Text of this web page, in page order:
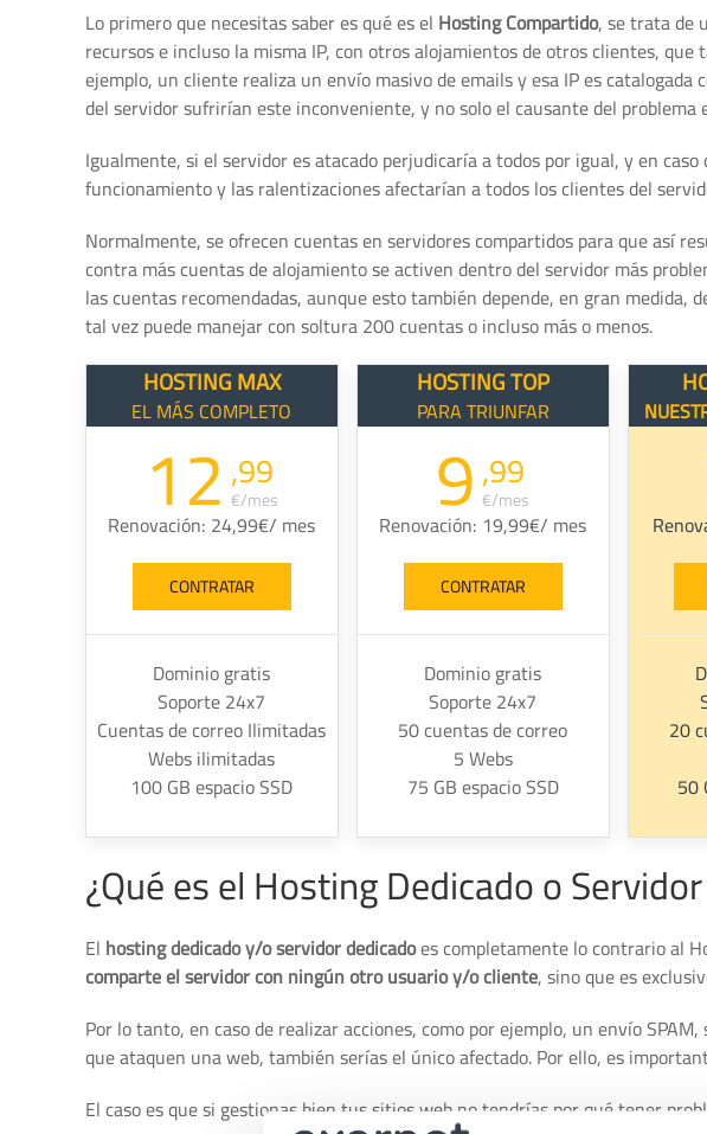
Lo primero que necesitas saber es qué es el Hosting Compartido, se trata de
recursos e incluso la misma IP, con otros alojamientos de otros clientes,
ejemplo, un cliente realiza un envío masivo de emails y esa IP es
del servidor sufrirían este inconveniente, y no solo el causante del problema
Igualmente, si el servidor es atacado perjudicaría a todos por igual, y en
funcionamiento y las ralentizaciones afectarían a todos los clientes del
Normalmente, se ofrecen cuentas en servidores compartidos para que así
contra más cuentas de alojamiento se activen dentro del servidor más
las cuentas recomendadas, aunque esto también depende, en gran medida,
tal vez puede manejar con soltura 200 cuentas o incluso más o menos.
HOSTING MAX
EL MÁS COMPLETO
12 ,99
€/mes
Renovación: 24,99€/ mes
CONTRATAR
Dominio gratis
Soporte 24x7
Cuentas de correo Ilimitadas
Webs ilimitadas
100 GB espacio SSD
HOSTING TOP
PARA TRIUNFAR
9,99
€/mes
Renovación: 19,99€/ mes
CONTRATAR
Dominio gratis
Soporte 24x7
50 cuentas de correo
5 Webs
75 GB espacio SSD
20
50
¿Qué es el Hosting Dedicado o
El hosting dedicado y/o servidor dedicadoes completamente lo contrario al
comparte el servidor con ningún otro usuario y/o cliente, sino que es
Por lo tanto, en caso de realizar acciones, como por ejemplo, un envío
que ataquen una web, también serías el único afectado. Por ello, es
El caso es que si gestionas bien tus sitios web no tendrías por qué tener